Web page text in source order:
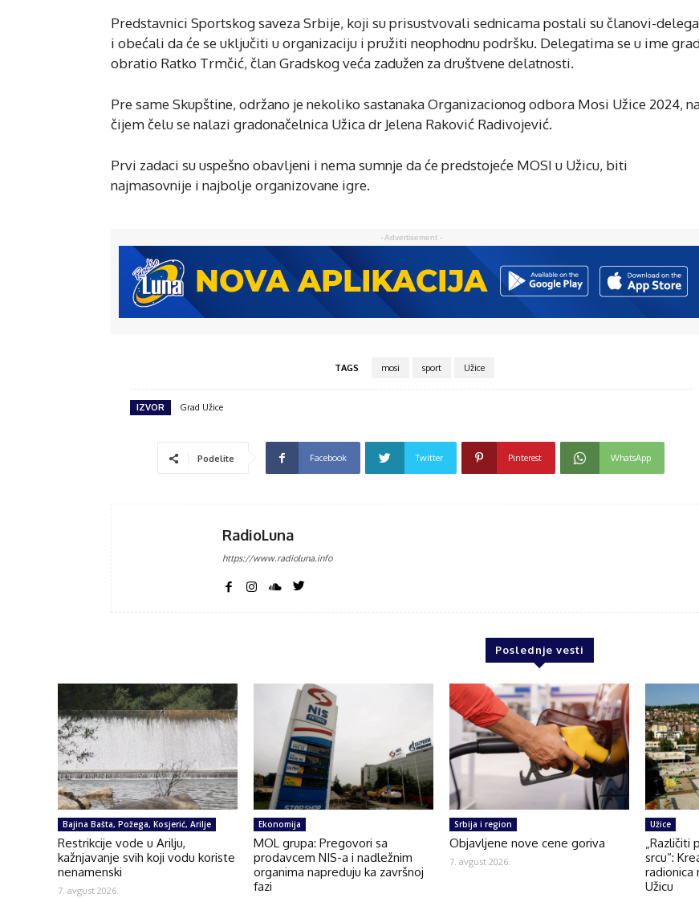
Predstavnici Sportskog saveza Srbije, koji su prisustvovali sednicama postali su članovi-
i obećali da će se uključiti u organizaciju i pružiti neophodnu podršku. Delegatima se u ime
obratio Ratko Trmčić, član Gradskog veća zadužen za društvene delatnosti.
Pre same Skupštine, održano je nekoliko sastanaka Organizacionog odbora Mosi Užice 2024,
čijem čelu se nalazi gradonačelnica Užica dr Jelena Raković Radivojević.
Prvi zadaci su uspešno obavljeni i nema sumnje da će predstojeće MOSI u Užicu, biti
najmasovnije i najbolje organizovane igre.
- Advertisement -
TAGS mosi sport Užice
IZVOR Grad Užice
Podelite Facebook Twitter Pinterest WhatsApp
RadioLuna
https://www.radioluna.info
Poslednje vesti
Bajina Bašta, Požega, Kosjerić, Arilje
Restrikcije vode u Arilju,
kažnjavanje svih koji vodu koriste
nenamenski
7. avgust 2026.
Ekonomija
MOL grupa: Pregovori sa
prodavcem NIS-a i nadležnim
organima napreduju ka završnoj
fazi
Srbija i region
Objavljene nove cene goriva
7. avgust 2026.
Užice
„Različiti
srcu“:
radionica
Užicu